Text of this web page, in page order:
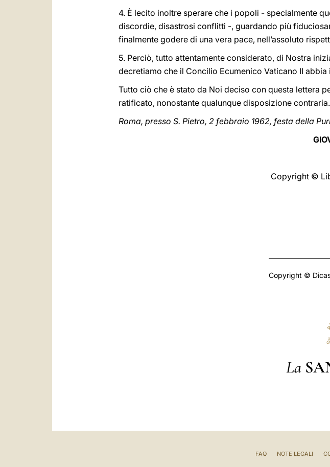
4. È lecito inoltre sperare che i popoli - specialmente
discordie, disastrosi conflitti -, guardando più
finalmente godere di una vera pace, nell’assoluto
5. Perciò, tutto attentamente considerato, di Nostra
decretiamo che il Concilio Ecumenico Vaticano II abbia
Tutto ciò che è stato da Noi deciso con questa lettera
ratificato, nonostante qualunque disposizione contraria.
Roma, presso S. Pietro, 2 febbraio 1962, festa della
Copyright ©
Copyright ©
La
FAQ NOTE LEGALI